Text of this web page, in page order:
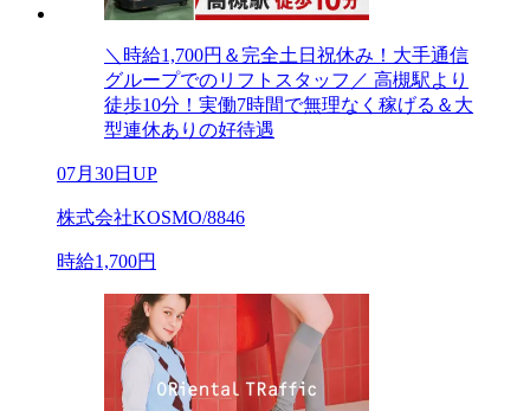
＼時給1,700円＆完全土日祝休み！大手通信
グループでのリフトスタッフ／ 高槻駅より
徒歩10分！実働7時間で無理なく稼げる＆大
型連休ありの好待遇
07月30日UP
株式会社KOSMO/8846
時給1,700円